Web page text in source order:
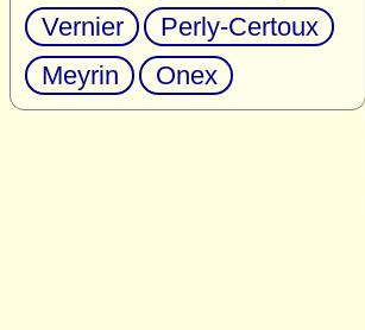
Vernier
Perly-Certoux
Meyrin
Onex